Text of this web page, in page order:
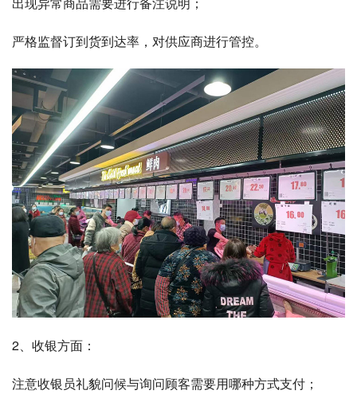
严格监督订到货到达率，对供应商进行管控。
2、收银方面：
注意收银员礼貌问候与询问顾客需要用哪种方式支付；